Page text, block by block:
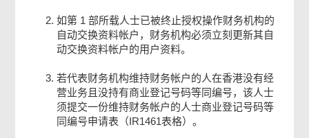
如第 1 部所载人士已被终止授权操作财务机构的
自动交换资料帐户，财务机构必须立刻更新其自
动交换资料帐户的用户资料。
若代表财务机构维持财务帐户的人在香港没有经
营业务且没持有商业登记号码等同编号，该人士
须提交一份维持财务帐户的人士商业登记号码等
同编号申请表（IR1461表格）。